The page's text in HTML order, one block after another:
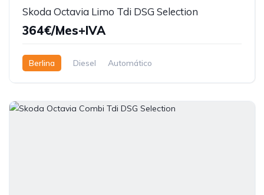
Skoda Octavia Limo Tdi DSG Selection
364€/Mes+IVA
Berlina Diesel Automático